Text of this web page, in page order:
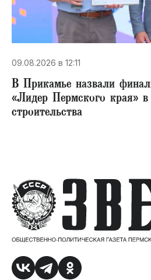
09.08.2026 в 12:11
В Прикамье назвали
«Лидер Пермского края»
строительства